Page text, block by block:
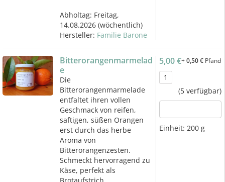
Abholtag: Freitag,
14.08.2026(wöchentlich)
Hersteller: Familie Barone
Bitterorangenmarmelad
e
Die
Bitterorangenmarmelade
entfaltet ihren vollen
Geschmack von reifen,
saftigen, süßen Orangen
erst durch das herbe
Aroma von
Bitterorangenzesten.
Schmeckt hervorragend zu
Käse, perfekt als
5,00 €+0,50 €Pfand
(5 verfügbar)
Einheit: 200 g